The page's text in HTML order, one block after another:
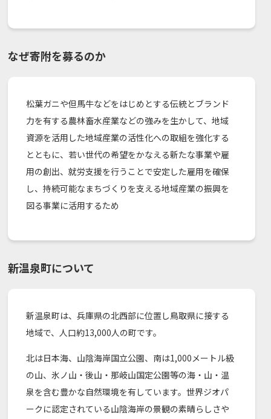
なぜ寄附を募るのか
松葉ガニや但馬牛などをはじめとする伝統とブランド
力を有する農林畜水産業などの強みを生かして、地域
資源を活用した地域産業の活性化への取組を強化する
とともに、若い世代の希望をかなえる新たな事業や雇
用の創出、就労支援を行うことで安定した雇用を確保
し、持続可能なまちづくりを支える地域産業の振興を
図る事業に活用するため
新温泉町について
新温泉町は、兵庫県の北西部に位置し鳥取県に接する
地域で、人口約13,000人の町です。
北は日本海、山陰海岸国立公園、南は1,000メートル級
の山、氷ノ山・後山・那岐山国定公園等の海・山・温
泉を含む豊かな自然環境を有しています。世界ジオパ
ークに認定されている山陰海岸の景観の素晴らしさや